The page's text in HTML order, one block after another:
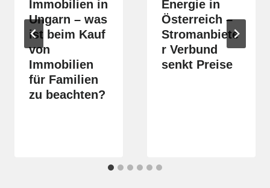
Immobilien in
Ungarn – was
ist beim Kauf
von
Immobilien
für Familien
zu beachten?
Energie in
Österreich –
Stromanbiete
r Verbund
senkt Preise